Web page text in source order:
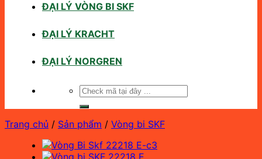
ĐẠI LÝ VÒNG BI SKF
ĐẠI LÝ KRACHT
ĐẠI LÝ NORGREN
Tìm
Trang chủ / Sản phẩm / Vòng bi SKF